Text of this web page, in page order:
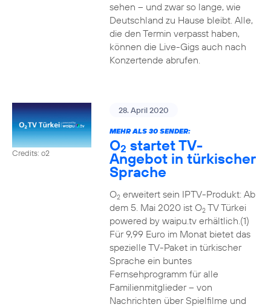
sehen – und zwar so lange, wie
Deutschland zu Hause bleibt. Alle,
die den Termin verpasst haben,
können die Live-Gigs auch nach
Konzertende abrufen.
Credits: o2
28. April 2020
MEHR ALS 30 SENDER:
O2 startet TV-
Angebot in türkischer
Sprache
O2erweitert sein IPTV-Produkt: Ab
dem 5. Mai 2020 ist O2TV Türkei
powered by waipu.tv erhältlich.(1)
Für 9,99 Euro im Monat bietet das
spezielle TV-Paket in türkischer
Sprache ein buntes
Fernsehprogramm für alle
Familienmitglieder – von
Nachrichten über Spielfilme und